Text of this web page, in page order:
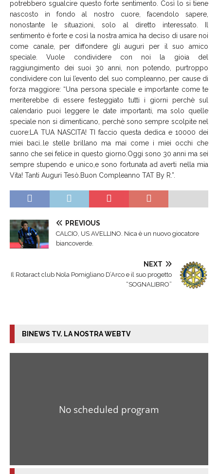
potrebbero sgualcire questo forte sentimento. Così lo si tiene
nascosto in fondo al nostro cuore, facendolo sapere,
nonostante le situazioni, solo al diretto interessato. Il
sentimento è forte e così la nostra amica ha deciso di usare noi
come canale, per diffondere gli auguri per il suo amico
speciale. Vuole condividere con noi la gioia del
raggiungimento dei suoi 30 anni, non potendo, purtroppo
condividere con lui l’evento del suo compleanno, per cause di
forza maggiore: “Una persona speciale e importante come te
meriterebbe di essere festeggiato tutti i giorni perchè sul
calendario puoi leggere le date importanti, ma solo quelle
speciale non si dimenticano, perchè sono sempre scolpite nel
cuore:LA TUA NASCITA! TI faccio questa dedica e 10000 dei
miei baci..le stelle brillano ma mai come i miei occhi che
sanno che sei felice in questo giorno.Oggi sono 30 anni ma sei
sempre stupendo e unico,e sono fortunata ad averti nella mia
Vita! Tanti Auguri Tesò.Buon Compleanno TAT By R.”.
PREVIOUS
CALCIO, US AVELLINO. Nica è un nuovo giocatore
biancoverde.
NEXT
Il Rotaract club Nola Pomigliano D’Arco e il suo progetto
“SOGNALIBRO”
BINEWS TV. LA NOSTRA WEBTV